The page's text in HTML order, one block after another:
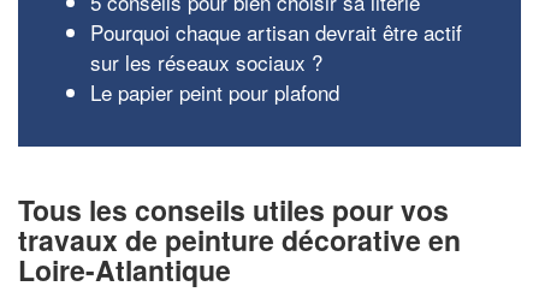
Pourquoi chaque artisan devrait être actif
sur les réseaux sociaux ?
Le papier peint pour plafond
Tous les conseils utiles pour vos
travaux de peinture décorative en
Loire-Atlantique